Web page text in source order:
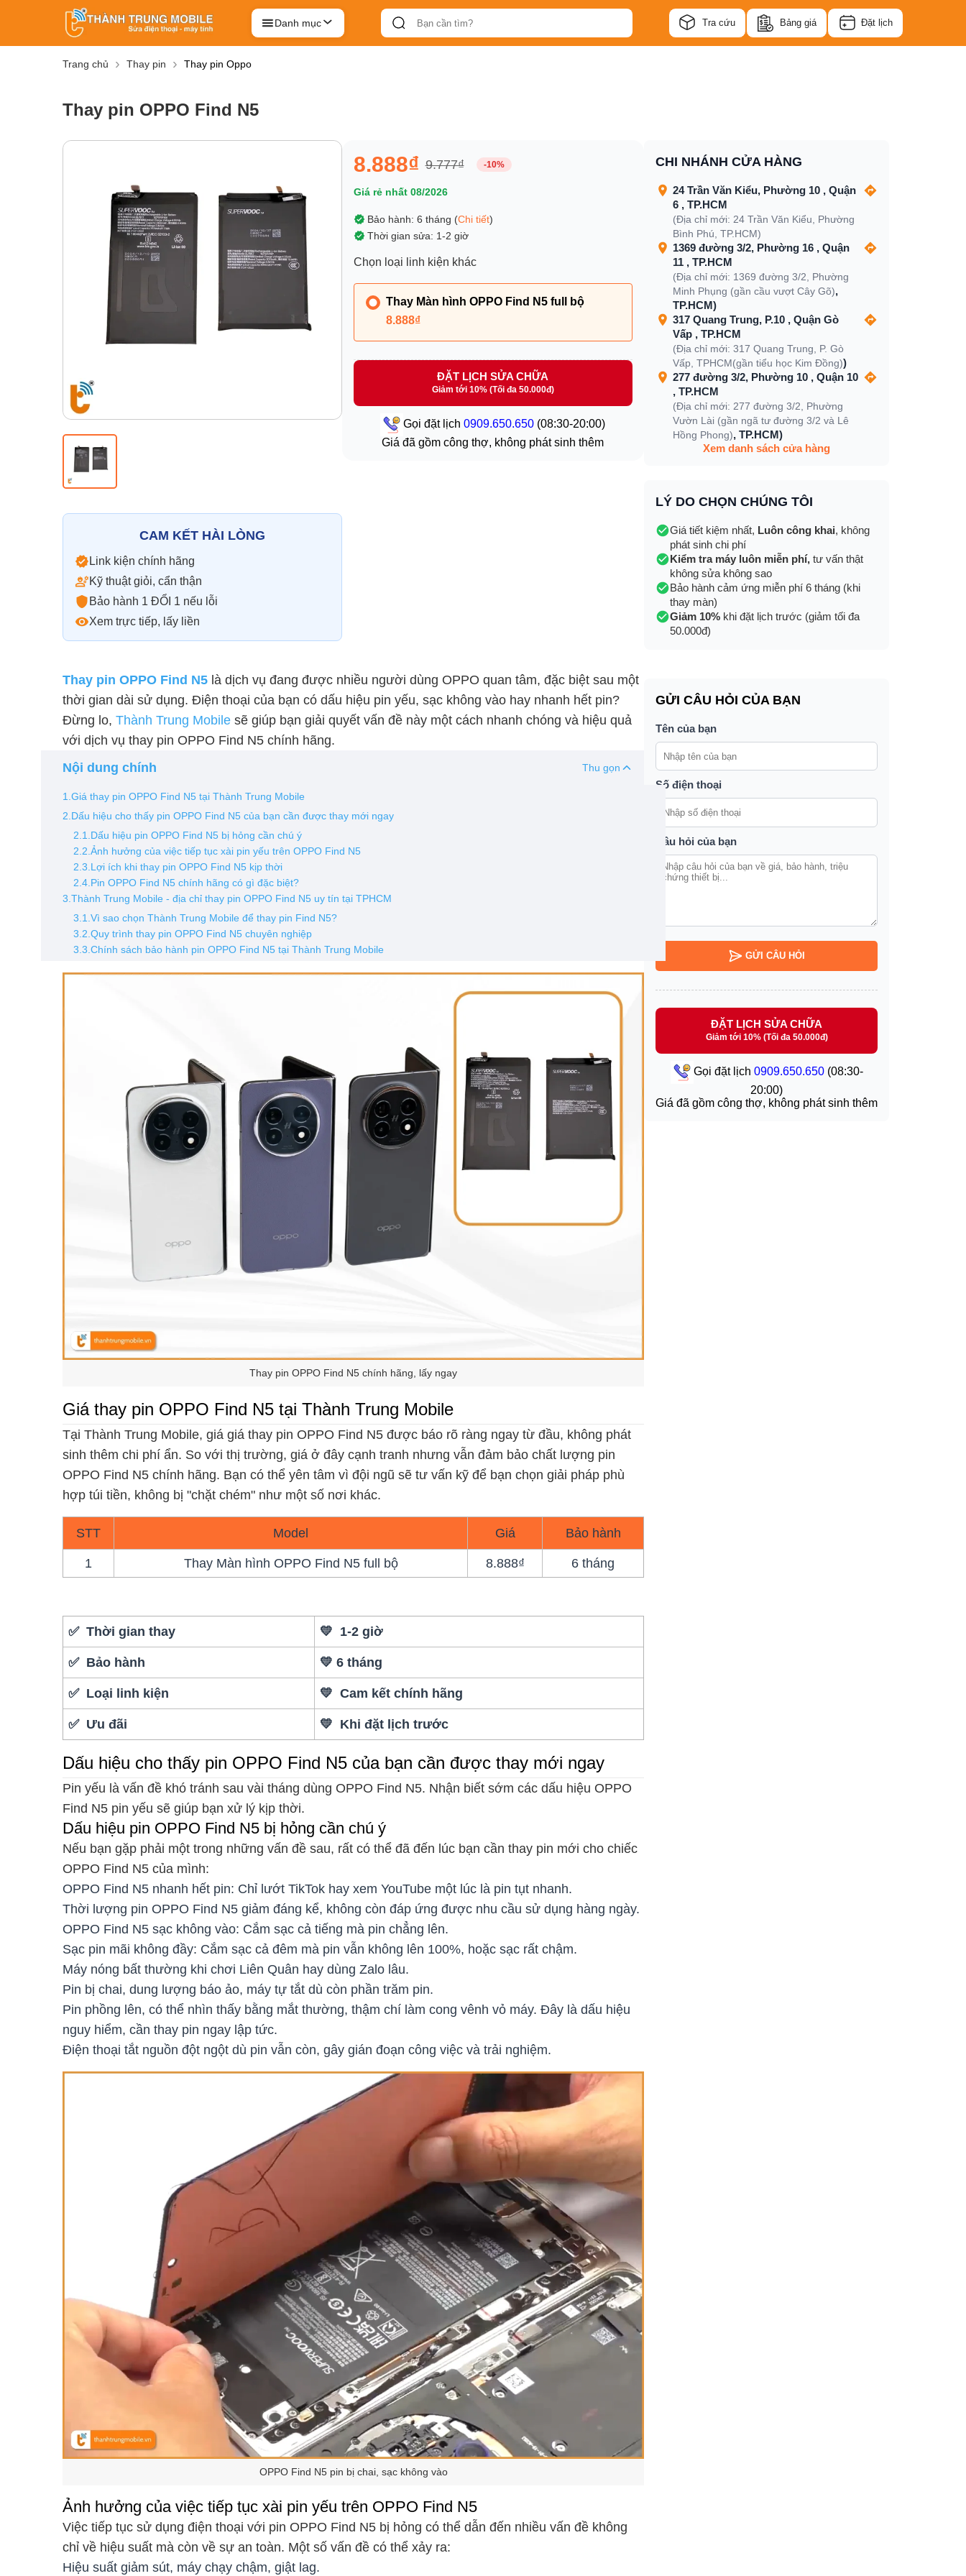
Danh mục Tra cứu Bảng giá Đặt lịch
Trang chủ Thay pin Thay pin Oppo
Thay pin OPPO Find N5
CAM KẾT HÀI LÒNG
Link kiện chính hãng
Kỹ thuật giỏi, cẩn thận
Bảo hành 1 ĐỔI 1 nếu lỗi
Xem trực tiếp, lấy liền
8.888₫ 9.777₫ -10%
Giá rẻ nhất 08/2026
Bảo hành: 6 tháng (Chi tiết)
Thời gian sửa: 1-2 giờ
Chọn loại linh kiện khác
Thay Màn hình OPPO Find N5 full bộ
8.888₫
ĐẶT LỊCH SỬA CHỮA
Giảm tới 10% (Tối đa 50.000đ)
Gọi đặt lịch0909.650.650 (08:30-20:00)
Giá đã gồm công thợ, không phát sinh thêm
Thay pin OPPO Find N5 là dịch vụ đang được nhiều người dùng OPPO quan tâm, đặc biệt sau một
thời gian dài sử dụng. Điện thoại của bạn có dấu hiệu pin yếu, sạc không vào hay nhanh hết pin?
Đừng lo, Thành Trung Mobile sẽ giúp bạn giải quyết vấn đề này một cách nhanh chóng và hiệu quả
với dịch vụ thay pin OPPO Find N5 chính hãng.
Nội dung chính
Thu gọn
1.Giá thay pin OPPO Find N5 tại Thành Trung Mobile
2.Dấu hiệu cho thấy pin OPPO Find N5 của bạn cần được thay mới ngay
2.1.Dấu hiệu pin OPPO Find N5 bị hỏng cần chú ý
2.2.Ảnh hưởng của việc tiếp tục xài pin yếu trên OPPO Find N5
2.3.Lợi ích khi thay pin OPPO Find N5 kịp thời
2.4.Pin OPPO Find N5 chính hãng có gì đặc biệt?
3.Thành Trung Mobile - địa chỉ thay pin OPPO Find N5 uy tín tại TPHCM
3.1.Vì sao chọn Thành Trung Mobile để thay pin Find N5?
3.2.Quy trình thay pin OPPO Find N5 chuyên nghiệp
3.3.Chính sách bảo hành pin OPPO Find N5 tại Thành Trung Mobile
Thay pin OPPO Find N5 chính hãng, lấy ngay
Giá thay pin OPPO Find N5 tại Thành Trung Mobile
Tại Thành Trung Mobile, giá giá thay pin OPPO Find N5 được báo rõ ràng ngay từ đầu, không phát
sinh thêm chi phí ẩn. So với thị trường, giá ở đây cạnh tranh nhưng vẫn đảm bảo chất lượng pin
OPPO Find N5 chính hãng. Bạn có thể yên tâm vì đội ngũ sẽ tư vấn kỹ để bạn chọn giải pháp phù
hợp túi tiền, không bị "chặt chém" như một số nơi khác.
STT Model Giá Bảo hành
1 Thay Màn hình OPPO Find N5 full bộ 8.888₫ 6 tháng
✅ Thời gian thay 💛 1-2 giờ
✅ Bảo hành 💛 6 tháng
✅ Loại linh kiện 💛 Cam kết chính hãng
✅ Ưu đãi 💛 Khi đặt lịch trước
Dấu hiệu cho thấy pin OPPO Find N5 của bạn cần được thay mới ngay
Pin yếu là vấn đề khó tránh sau vài tháng dùng OPPO Find N5. Nhận biết sớm các dấu hiệu OPPO
Find N5 pin yếu sẽ giúp bạn xử lý kịp thời.
Dấu hiệu pin OPPO Find N5 bị hỏng cần chú ý
Nếu bạn gặp phải một trong những vấn đề sau, rất có thể đã đến lúc bạn cần thay pin mới cho chiếc
OPPO Find N5 của mình:
OPPO Find N5 nhanh hết pin: Chỉ lướt TikTok hay xem YouTube một lúc là pin tụt nhanh.
Thời lượng pin OPPO Find N5 giảm đáng kể, không còn đáp ứng được nhu cầu sử dụng hàng ngày.
OPPO Find N5 sạc không vào: Cắm sạc cả tiếng mà pin chẳng lên.
Sạc pin mãi không đầy: Cắm sạc cả đêm mà pin vẫn không lên 100%, hoặc sạc rất chậm.
Máy nóng bất thường khi chơi Liên Quân hay dùng Zalo lâu.
Pin bị chai, dung lượng báo ảo, máy tự tắt dù còn phần trăm pin.
Pin phồng lên, có thể nhìn thấy bằng mắt thường, thậm chí làm cong vênh vỏ máy. Đây là dấu hiệu
nguy hiểm, cần thay pin ngay lập tức.
Điện thoại tắt nguồn đột ngột dù pin vẫn còn, gây gián đoạn công việc và trải nghiệm.
OPPO Find N5 pin bị chai, sạc không vào
Ảnh hưởng của việc tiếp tục xài pin yếu trên OPPO Find N5
Việc tiếp tục sử dụng điện thoại với pin OPPO Find N5 bị hỏng có thể dẫn đến nhiều vấn đề không
chỉ về hiệu suất mà còn về sự an toàn. Một số vấn đề có thể xảy ra:
Hiệu suất giảm sút, máy chạy chậm, giật lag.
CHI NHÁNH CỬA HÀNG
24 Trần Văn Kiểu, Phường 10 , Quận
6 , TP.HCM
(Địa chỉ mới: 24 Trần Văn Kiểu, Phường
Bình Phú, TP.HCM)
1369 đường 3/2, Phường 16 , Quận
11 , TP.HCM
(Địa chỉ mới: 1369 đường 3/2, Phường
Minh Phụng (gần cầu vượt Cây Gõ),
TP.HCM)
317 Quang Trung, P.10 , Quận Gò
Vấp , TP.HCM
(Địa chỉ mới: 317 Quang Trung, P. Gò
Vấp, TPHCM(gần tiểu học Kim Đồng))
277 đường 3/2, Phường 10 , Quận 10
, TP.HCM
(Địa chỉ mới: 277 đường 3/2, Phường
Vườn Lài (gần ngã tư đường 3/2 và Lê
Hồng Phong), TP.HCM)
Xem danh sách cửa hàng
LÝ DO CHỌN CHÚNG TÔI
Giá tiết kiệm nhất, Luôn công khai, không
phát sinh chi phí
Kiểm tra máy luôn miễn phí, tư vấn thật
không sửa không sao
Bảo hành cảm ứng miễn phí 6 tháng (khi
thay màn)
Giảm 10% khi đặt lịch trước (giảm tối đa
50.000đ)
GỬI CÂU HỎI CỦA BẠN
Tên của bạn
Số điện thoại
Câu hỏi của bạn
GỬI CÂU HỎI
ĐẶT LỊCH SỬA CHỮA
Giảm tới 10% (Tối đa 50.000đ)
Gọi đặt lịch 0909.650.650(08:30-
20:00)
Giá đã gồm công thợ, không phát sinh thêm